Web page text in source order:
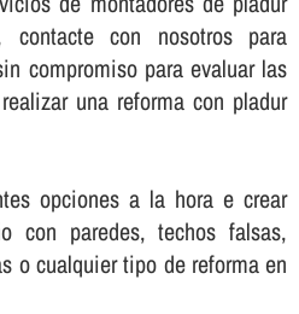
con nosotros para
compromiso para evaluar las
una reforma con pladur
opciones a la hora e crear
con paredes, techos falsas,
o cualquier tipo de reforma en